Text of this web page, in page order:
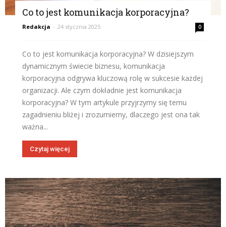
Co to jest komunikacja korporacyjna?
Redakcja - 24 stycznia 2025 0
Co to jest komunikacja korporacyjna? W dzisiejszym
dynamicznym świecie biznesu, komunikacja
korporacyjna odgrywa kluczową rolę w sukcesie każdej
organizacji. Ale czym dokładnie jest komunikacja
korporacyjna? W tym artykule przyjrzymy się temu
zagadnieniu bliżej i zrozumiemy, dlaczego jest ona tak
ważna...
Czytaj więcej